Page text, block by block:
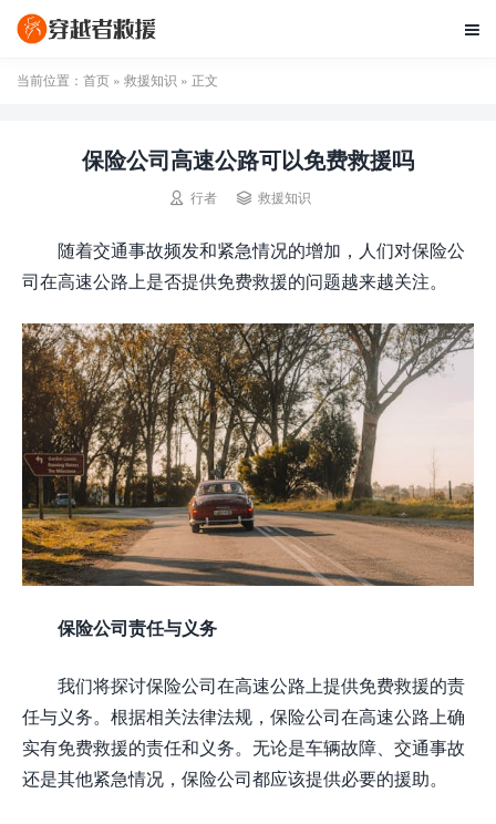

当前位置： 首页 » 救援知识 » 正文
保险公司高速公路可以免费救援吗
 行者  救援知识
随着交通事故频发和紧急情况的增加，人们对保险公
司在高速公路上是否提供免费救援的问题越来越关注。
保险公司责任与义务
我们将探讨保险公司在高速公路上提供免费救援的责
任与义务。根据相关法律法规，保险公司在高速公路上确
实有免费救援的责任和义务。无论是车辆故障、交通事故
还是其他紧急情况，保险公司都应该提供必要的援助。